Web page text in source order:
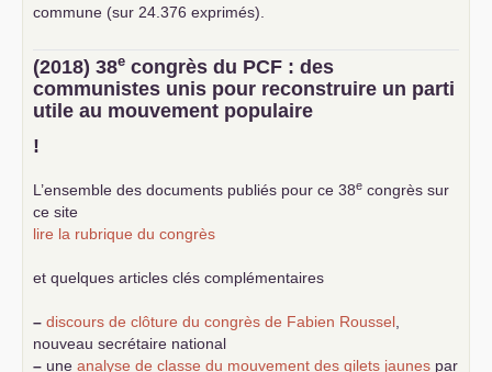
commune (sur 24.376 exprimés).
(2018) 38e congrès du PCF : des
communistes unis pour reconstruire un parti
utile au mouvement populaire
!
L’ensemble des documents publiés pour ce 38e congrès sur
ce site
lire la rubrique du congrès
et quelques articles clés complémentaires
– discours de clôture du congrès de Fabien Roussel
nouveau secrétaire national
– une analyse de classe du mouvement des gilets jaunes par